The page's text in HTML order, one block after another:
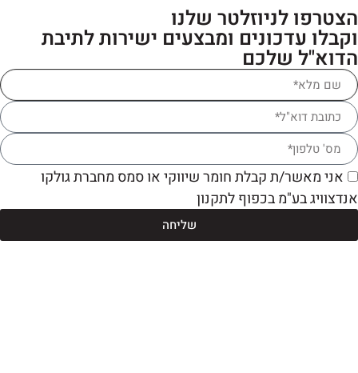
לניוזלטר שלנו
עדכונים ומבצעים ישירות לתיבת
שלכם
אני מאשר/ת קבלת חומר שיווקי או סמס מחברת גולקו
בע"מ בכפוף לתקנון
שליחה